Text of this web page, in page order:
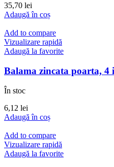
35,70 lei
Adaugă în coș
Add to compare
Vizualizare rapidă
Adaugă la favorite
Balama zincata poarta, 4
În stoc
6,12 lei
Adaugă în coș
Add to compare
Vizualizare rapidă
Adaugă la favorite